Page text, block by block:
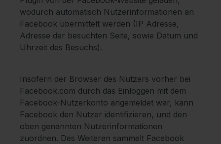
wodurch automatisch Nutzerinformationen an
Facebook übermittelt werden (IP Adresse,
Adresse der besuchten Seite, sowie Datum und
Uhrzeit des Besuchs).
Insofern der Browser des Nutzers vorher bei
Facebook.com durch das Einloggen mit dem
Facebook-Nutzerkonto angemeldet war, kann
Facebook den Nutzer identifizieren, und den
oben genannten Nutzerinformationen
zuordnen. Des Weiteren sammelt Facebook